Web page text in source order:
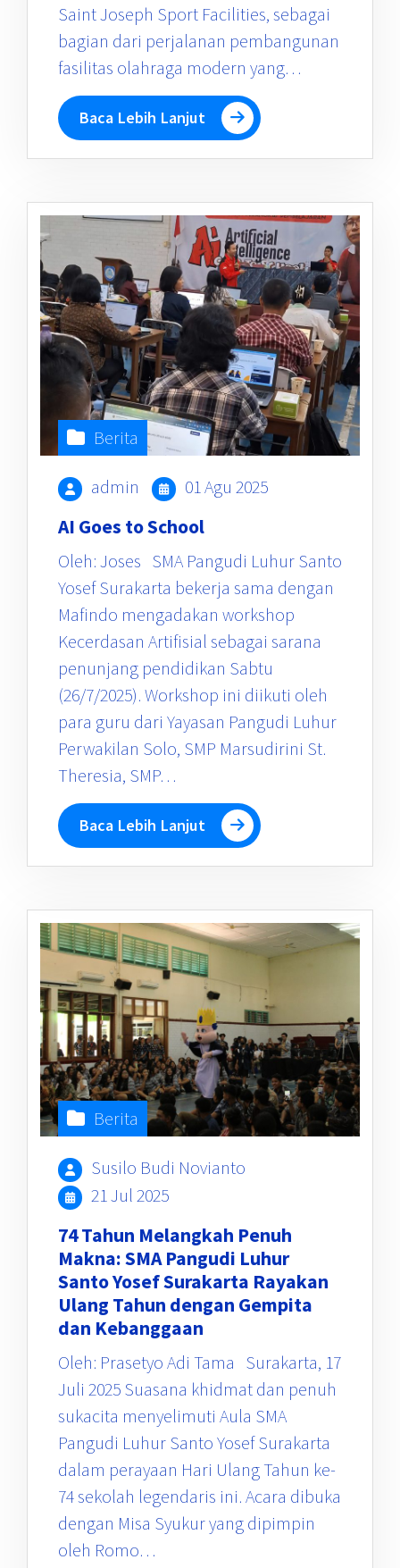
Saint Joseph Sport Facilities, sebagai
bagian dari perjalanan pembangunan
fasilitas olahraga modern yang…
Baca Lebih Lanjut
Berita
admin 01 Agu 2025
AI Goes to School
Oleh: Joses SMA Pangudi Luhur Santo
Yosef Surakarta bekerja sama dengan
Mafindo mengadakan workshop
Kecerdasan Artifisial sebagai sarana
penunjang pendidikan Sabtu
(26/7/2025). Workshop ini diikuti oleh
para guru dari Yayasan Pangudi Luhur
Perwakilan Solo, SMP Marsudirini St.
Theresia, SMP…
Baca Lebih Lanjut
Berita
Susilo Budi Novianto
21 Jul 2025
74 Tahun Melangkah Penuh
Makna: SMA Pangudi Luhur
Santo Yosef Surakarta Rayakan
Ulang Tahun dengan Gempita
dan Kebanggaan
Oleh: Prasetyo Adi Tama Surakarta, 17
Juli 2025 Suasana khidmat dan penuh
sukacita menyelimuti Aula SMA
Pangudi Luhur Santo Yosef Surakarta
dalam perayaan Hari Ulang Tahun ke-
74 sekolah legendaris ini. Acara dibuka
dengan Misa Syukur yang dipimpin
oleh Romo…